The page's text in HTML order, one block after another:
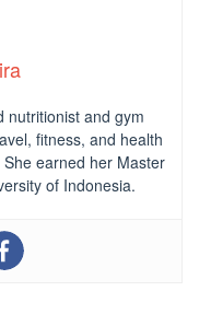
nutritionist and gym
fitness, and health
earned her Master
of Indonesia.